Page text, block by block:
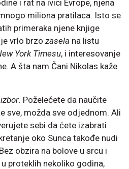
i rat na ivici Evrope, njena
miliona pratilaca. Isto se
primeraka njene knjige
vrlo brzo zasela na listu
York Timesu, i interesovanje
A šta nam Čani Nikolas kaže
. Poželećete da naučite
sve, možda sve odjednom. Ali
sebi da ćete izabrati
oko Sunca takođe nudi
obzira na bolove u srcu i
proteklih nekoliko godina,